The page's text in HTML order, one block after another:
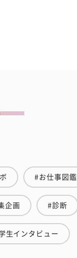
#お仕事図鑑
企画 #診断
生インタビュー